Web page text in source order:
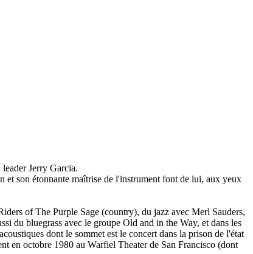
Jerry Garcia.
et son étonnante maîtrise de l'instrument font de lui, aux yeux
of The Purple Sage (country), du jazz avec Merl Sauders,
du bluegrass avec le groupe Old and in the Way, et dans les
dont le sommet est le concert dans la prison de l'état
en octobre 1980 au Warfiel Theater de San Francisco (dont